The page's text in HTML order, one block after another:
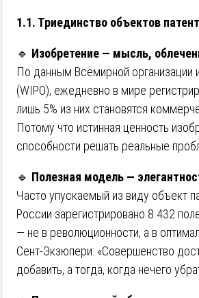
1.1. Триединство объектов
🔹 Изобретение — мысль,
По данным Всемирной организации
(WIPO), ежедневно в мире
лишь 5% из них становятся
Потому что истинная ценность
способности решать реальные
🔹 Полезная модель —
Часто упускаемый из виду объект
России зарегистрировано 8 432
— не в революционности, а в
Сент-Экзюпери: «Совершенство
добавить, а тогда, когда нечего